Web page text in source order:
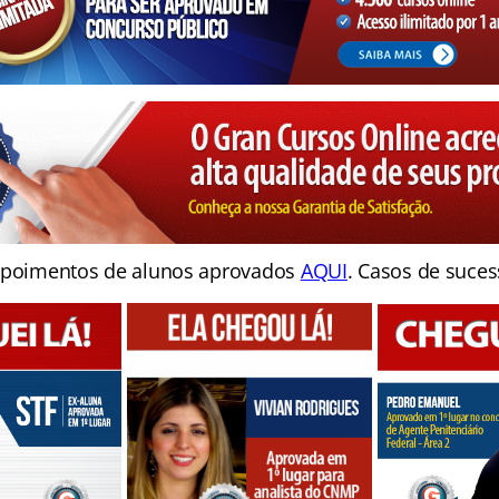
de alunos aprovados AQUI. Casos de